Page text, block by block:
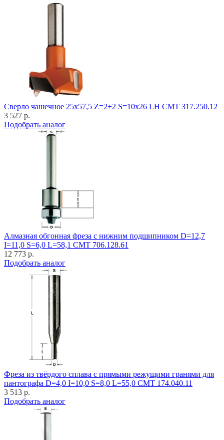
Cверло чашечное 25x57,5 Z=2+2 S=10x26 LH CMT 317.250.12
3 527 р.
Подобрать аналог
Алмазная обгонная фреза с нижним подшипником D=12,7
I=11,0 S=6,0 L=58,1 CMT 706.128.61
12 773 р.
Подобрать аналог
Фреза из твёрдого сплава с прямыми режущими гранями для
пантографа D=4,0 I=10,0 S=8,0 L=55,0 CMT 174.040.11
3 513 р.
Подобрать аналог